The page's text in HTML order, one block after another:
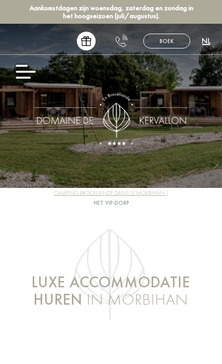
Aankomstdagen zijn woensdag, zaterdag en zondag in
het hoogseizoen (juli/augustus).
BOEK
FR
EN
NL
DE
ES
CAMPING BROCELIANDE DANS LE MORBIHAN
HET VIP-DORP
LUXE ACCOMMODATIE
HURENIN MORBIHAN